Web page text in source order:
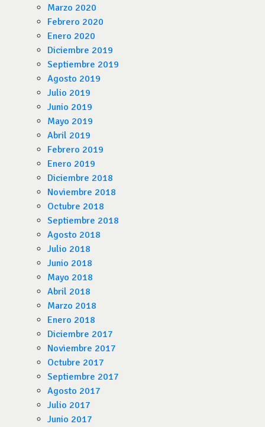
Marzo 2020
Febrero 2020
Enero 2020
Diciembre 2019
Septiembre 2019
Agosto 2019
Julio 2019
Junio 2019
Mayo 2019
Abril 2019
Febrero 2019
Enero 2019
Diciembre 2018
Noviembre 2018
Octubre 2018
Septiembre 2018
Agosto 2018
Julio 2018
Junio 2018
Mayo 2018
Abril 2018
Marzo 2018
Enero 2018
Diciembre 2017
Noviembre 2017
Octubre 2017
Septiembre 2017
Agosto 2017
Julio 2017
Junio 2017